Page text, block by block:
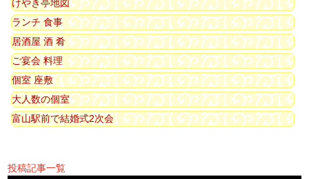
けやき亭地図
ランチ 食事
居酒屋 酒 肴
ご宴会 料理
個室 座敷
大人数の個室
富山駅前で結婚式2次会
投稿記事一覧